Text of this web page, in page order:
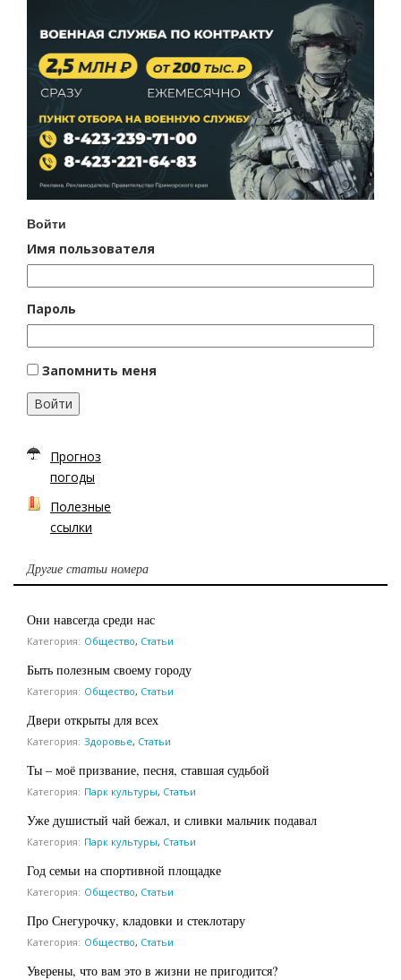
Войти
Имя пользователя
Пароль
Запомнить меня
Войти
Прогноз
погоды
Полезные
ссылки
Другие статьи номера
Они навсегда среди нас
Категория: Общество, Статьи
Быть полезным своему городу
Категория: Общество, Статьи
Двери открыты для всех
Категория: Здоровье, Статьи
Ты – моё призвание, песня, ставшая судьбой
Категория: Парк культуры, Статьи
Уже душистый чай бежал, и сливки мальчик подавал
Категория: Парк культуры, Статьи
Год семьи на спортивной площадке
Категория: Общество, Статьи
Про Снегурочку, кладовки и стеклотару
Категория: Общество, Статьи
Уверены, что вам это в жизни не пригодится?